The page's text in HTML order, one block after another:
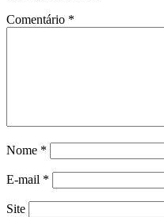
Comentário *
Nome *
E-mail *
Site